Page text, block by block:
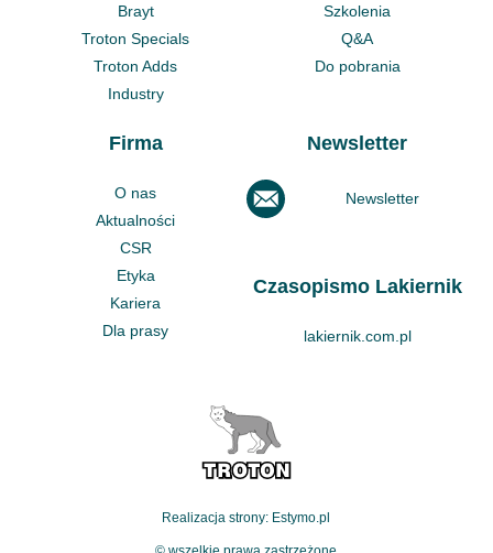
Brayt
Troton Specials
Troton Adds
Industry
Szkolenia
Q&A
Do pobrania
Firma
O nas
Aktualności
CSR
Etyka
Kariera
Dla prasy
Newsletter
Newsletter
Czasopismo Lakiernik
lakiernik.com.pl
Realizacja strony: Estymo.pl